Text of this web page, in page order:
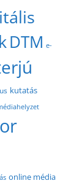
DTM e-
kutatás
online média